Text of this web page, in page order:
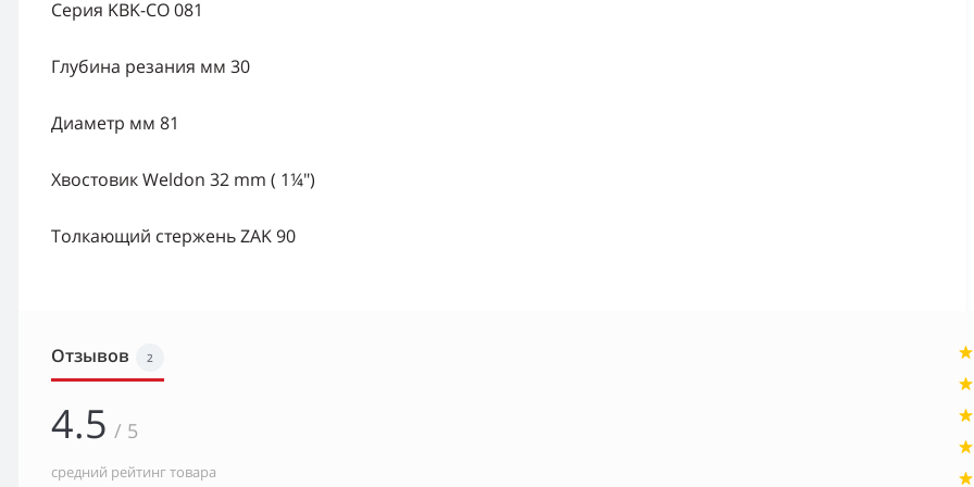
Серия KBK-CO 081
Глубина резания мм 30
Диаметр мм 81
Хвостовик Weldon 32 mm ( 1¼")
Толкающий стержень ZAK 90
Отзывов 2
4.5 / 5
средний рейтинг товара